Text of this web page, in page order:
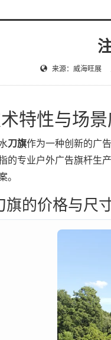
来源：威海旺展
特性与场
刀旗作为一种创新的广
的专业户外广告旗杆生
。
旗的价格与尺